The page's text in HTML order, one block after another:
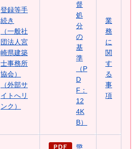
登録等手
続き
（一般社
団法人宮
崎県建築
士事務所
協会）
（外部サ
イトへリ
ンク）
督
処
分
の
基
準
（P
D
F：
12
4K
B）
業
務
に
関
す
る
事
項
懲